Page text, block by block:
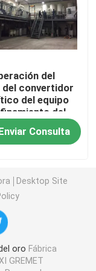
oro
del
del convertidor
del equipo
del
del metal
Consulta
Desktop Site
oro Fábrica
GREMET